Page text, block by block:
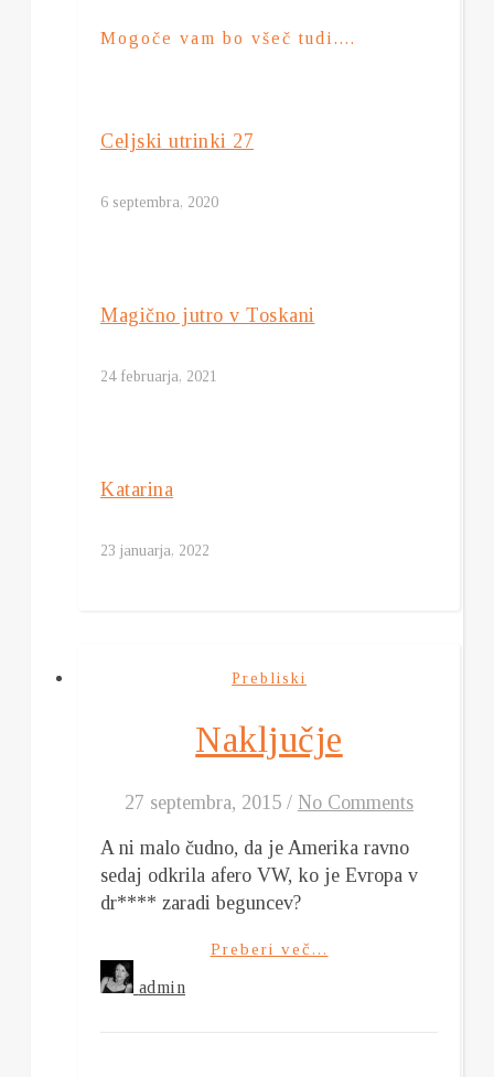
Mogoče vam bo všeč tudi....
Celjski utrinki 27
6 septembra, 2020
Magično jutro v Toskani
24 februarja, 2021
Katarina
23 januarja, 2022
Prebliski
Naključje
27 septembra, 2015 / No Comments
A ni malo čudno, da je Amerika ravno
sedaj odkrila afero VW, ko je Evropa v
dr**** zaradi beguncev?
Preberi več...
admin